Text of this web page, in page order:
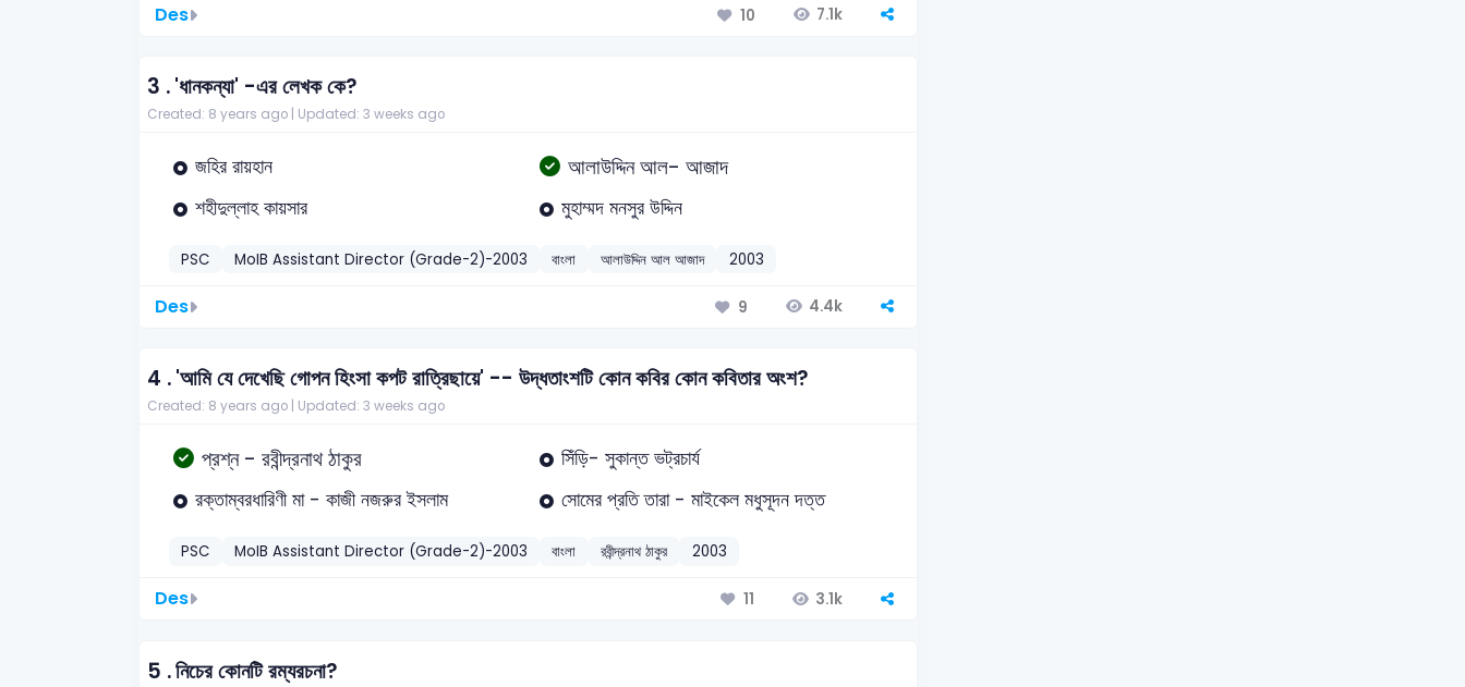
Des 10 7.1k
3 .'ধানকন্যা' -এর লেখক কে?
Created: 8 years ago | Updated: 3 weeks ago
জহির রায়হান আলাউদ্দিন আল- আজাদ
শহীদুল্লাহ কায়সার মুহাম্মদ মনসুর উদ্দিন
PSC MoIB Assistant Director (Grade-2)-2003 বাংলা আলাউদ্দিন আল আজাদ 2003
Des 9 4.4k
4 .'আমি যে দেখেছি গোপন হিংসা কপট রাত্রিছায়ে' -- উদ্ধতাংশটি কোন কবির কোন কবিতার অংশ?
Created: 8 years ago | Updated: 3 weeks ago
প্রশ্ন - রবীন্দ্রনাথ ঠাকুর
সিঁড়ি- সুকান্ত ভট্রচার্য
রক্তাম্বরধারিণী মা - কাজী নজরুর ইসলাম
সোমের প্রতি তারা - মাইকেল মধুসূদন দত্ত
PSC MoIB Assistant Director (Grade-2)-2003 বাংলা রবীন্দ্রনাথ ঠাকুর 2003
Des 11 3.1k
5 .নিচের কোনটি রম্যরচনা?